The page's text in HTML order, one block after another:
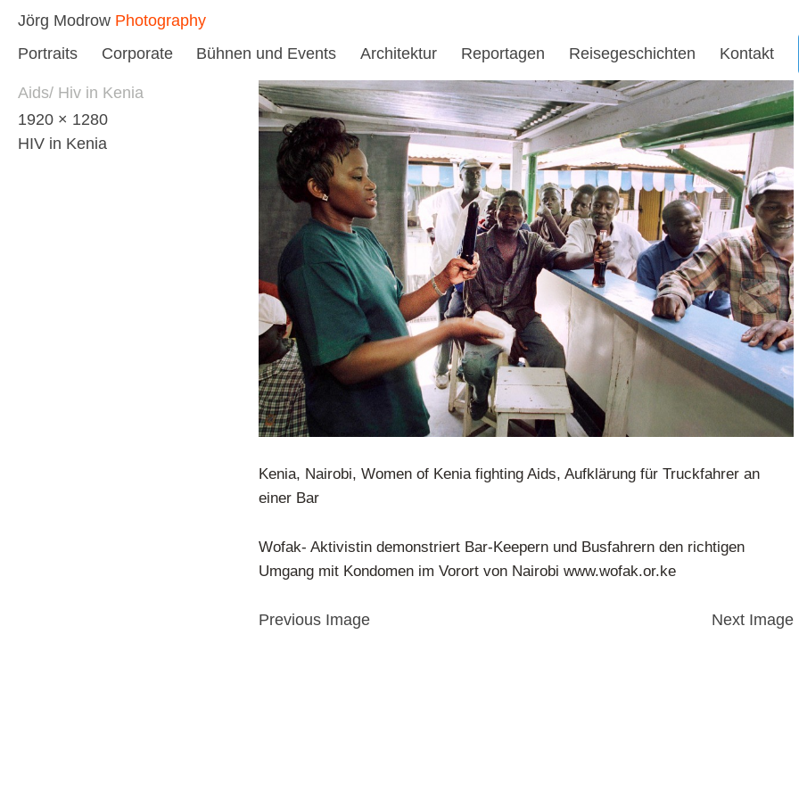
Jörg Modrow Photography
Portraits Corporate Bühnen und Events Architektur Reportagen Reisegeschichten Kontakt
Aids/ Hiv in Kenia
1920 × 1280
HIV in Kenia
Kenia, Nairobi, Women of Kenia fighting Aids, Aufklärung für Truckfahrer an
einer Bar
Wofak- Aktivistin demonstriert Bar-Keepern und Busfahrern den richtigen
Umgang mit Kondomen im Vorort von Nairobi www.wofak.or.ke
Previous Image Next Image